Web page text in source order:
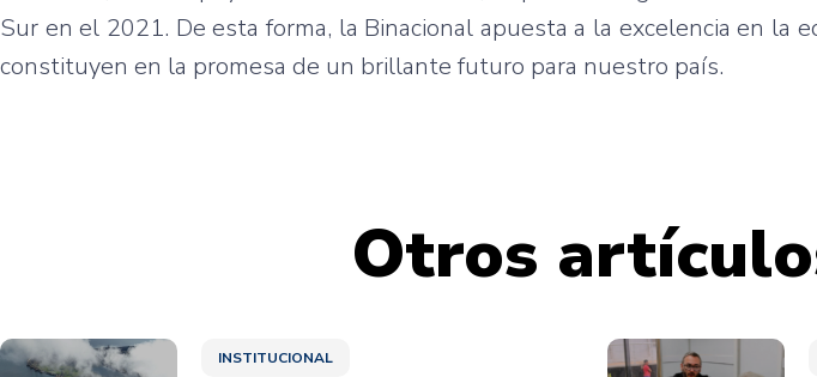
Sur en el 2021. De esta forma, la Binacional apuesta a la excelencia en la
constituyen en la promesa de un brillante futuro para nuestro país.
Otros
INSTITUCIONAL